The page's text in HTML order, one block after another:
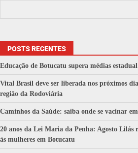
POSTS RECENTES
Educação de Botucatu supera médias
Vital Brasil deve ser liberada nos próximos
região da Rodoviária
Caminhos da Saúde: saiba onde se vacinar
20 anos da Lei Maria da Penha: Agosto Lilás
às mulheres em Botucatu